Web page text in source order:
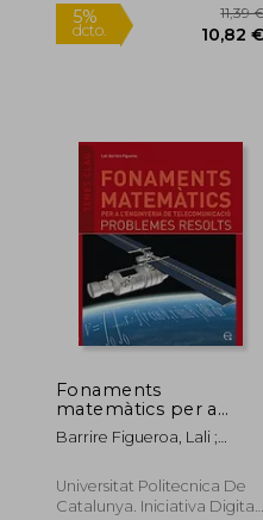
5%
dcto.
Fonaments
matemàtics per a
l'enginyeria de
telecomunicació.
(Temes Clau)
Barrire Figueroa, Lali ;
Edicions Upc, Upc
Universitat Politecnica De
Catalunya. Iniciativa Digital